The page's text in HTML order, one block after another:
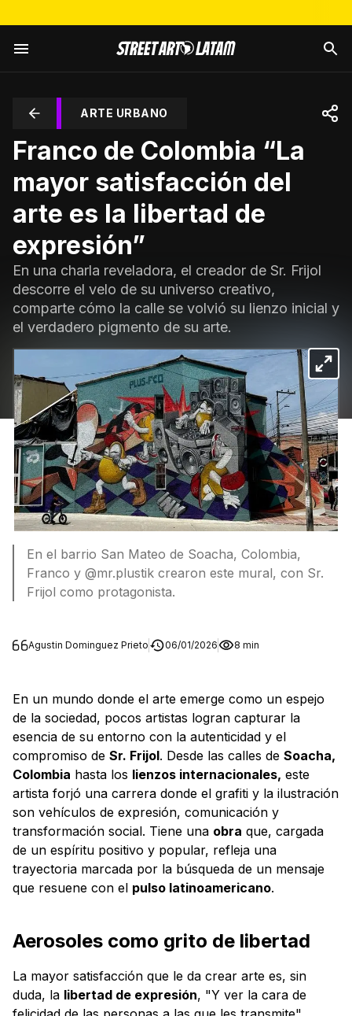
ARTE URBANO
Franco de Colombia “La
mayor satisfacción del
arte es la libertad de
expresión”
En una charla reveladora, el creador de Sr. Frijol
descorre el velo de su universo creativo,
comparte cómo la calle se volvió su lienzo inicial y
el verdadero pigmento de su arte.
En el barrio San Mateo de Soacha, Colombia,
Franco y @mr.plustik crearon este mural, con Sr.
Frijol como protagonista.
Agustin Dominguez Prieto 06/01/2026 8 min
En un mundo donde el arte emerge como un espejo
de la sociedad, pocos artistas logran capturar la
esencia de su entorno con la autenticidad y el
compromiso de Sr. Frijol. Desde las calles de Soacha,
Colombia hasta los lienzos internacionales, este
artista forjó una carrera donde el grafiti y la ilustración
son vehículos de expresión, comunicación y
transformación social. Tiene una obra que, cargada
de un espíritu positivo y popular, refleja una
trayectoria marcada por la búsqueda de un mensaje
que resuene con el pulso latinoamericano.
Aerosoles como grito de libertad
La mayor satisfacción que le da crear arte es, sin
duda, la libertad de expresión, "Y ver la cara de